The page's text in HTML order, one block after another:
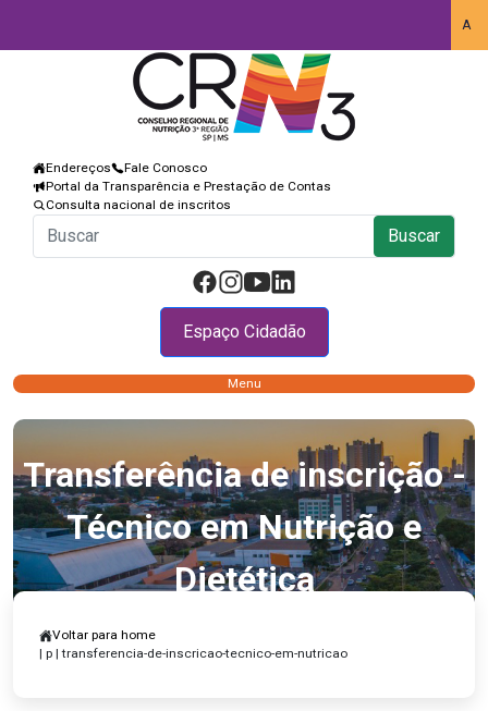
A
Endereços
Fale Conosco
Portal da Transparência e Prestação de Contas
Consulta nacional de inscritos
Buscar
Espaço Cidadão
Menu
Transferência de inscrição -
Técnico em Nutrição e
Dietética
Voltar para home
| p | transferencia-de-inscricao-tecnico-em-nutricao